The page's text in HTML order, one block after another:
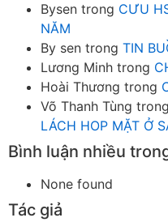
Bysen trong CƯU
NĂM
By sen trong TIN
Lương Minh trong
Hoài Thương trong
Võ Thanh Tùng trong
LÁCH HOP MẶT Ở
Bình luận nhiều
None found
Tác giả